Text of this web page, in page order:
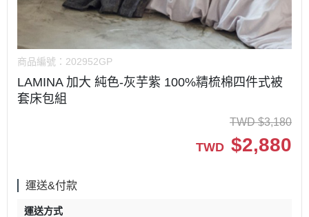
商品編號： 202952GP
LAMINA 加大 純色-灰芋紫 100%精梳棉四件式被
套床包組
TWD $3,180
TWD $2,880
運送&付款
運送方式